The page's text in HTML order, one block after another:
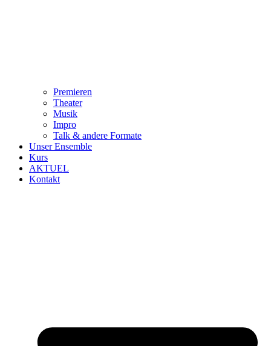
Premieren
Theater
Musik
Impro
Talk & andere Formate
Unser Ensemble
Kurs
AKTUEL
Kontakt